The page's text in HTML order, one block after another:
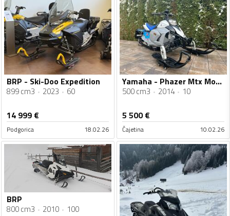
BRP - Ski-Doo Expedition
899 cm3 2023 60
14 999 €
Podgorica 18.02.26
Yamaha - Phazer Mtx Mountain
500 cm3 2014 10
5 500€
Čajetina 10.02.26
BRP
800 cm3 2010 100